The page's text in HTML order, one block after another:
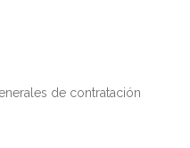
de contratación